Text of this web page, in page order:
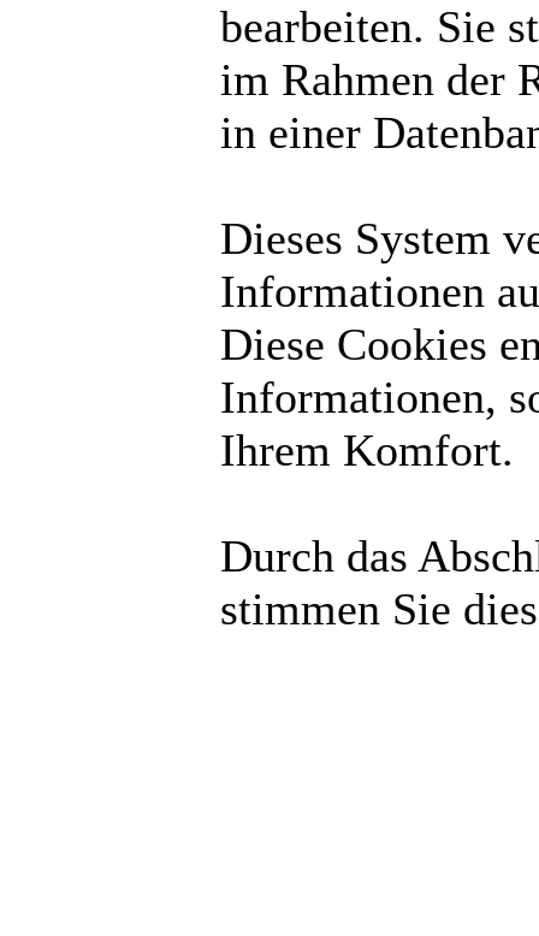
bearbeiten. Sie
im Rahmen der
in einer
Dieses System
Informationen
Diese Cookies
Informationen,
Ihrem Komfort.
Durch das
stimmen Sie